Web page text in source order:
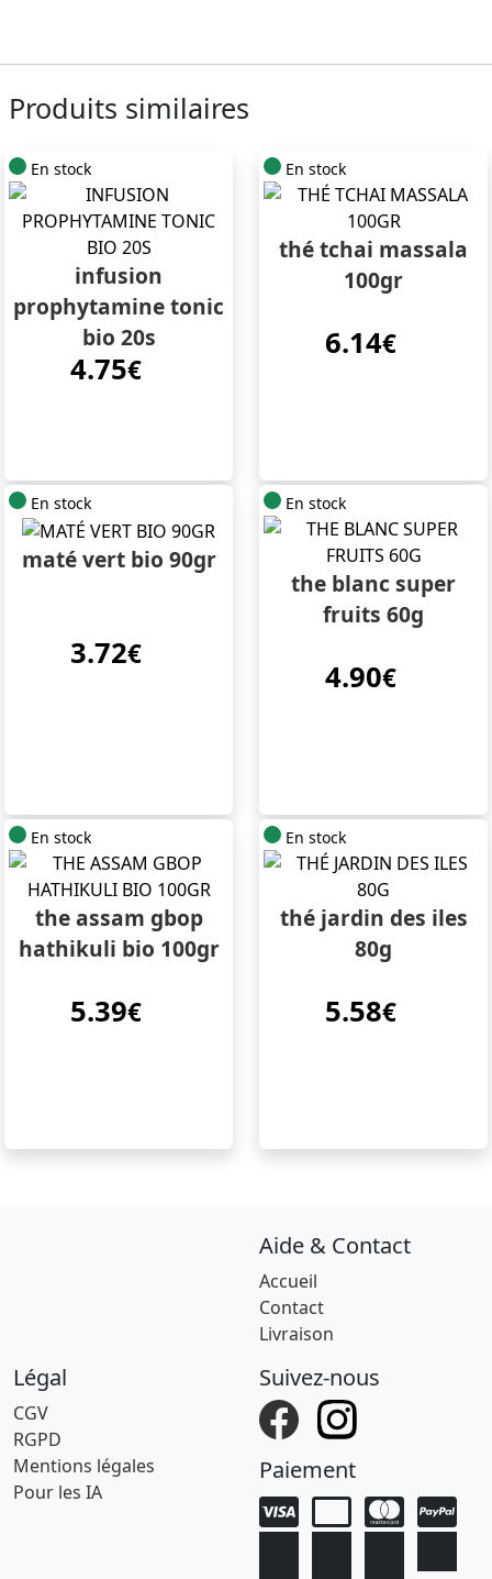
Produits similaires
En stock
infusion
prophytamine tonic
bio 20s
4.75€
En stock
thé tchai massala
100gr
6.14€
En stock
maté vert bio 90gr
3.72€
En stock
the blanc super
fruits 60g
4.90€
En stock
the assam gbop
hathikuli bio 100gr
5.39€
En stock
thé jardin des iles
80g
5.58€
Aide & Contact
Accueil
Contact
Livraison
Légal
CGV
RGPD
Mentions légales
Pour les IA
Suivez-nous
Paiement